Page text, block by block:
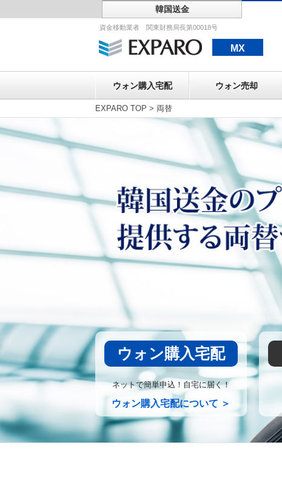
韓国送金
資金移動業者 関東財務局長第00018号
MX
ウォン購入宅配 ウォン売却
EXPARO TOP > 両替
ウォン購入宅配
ネットで簡単申込！自宅に届く！
ウォン購入宅配について ＞